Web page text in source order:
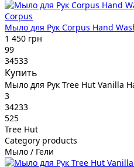
Corpus
Мыло для Рук Corpus Hand
1 450 грн
99
34533
Купить
Мыло для Рук Tree Hut Vanilla
3
34233
525
Tree Hut
Category products
Мыло / Гели